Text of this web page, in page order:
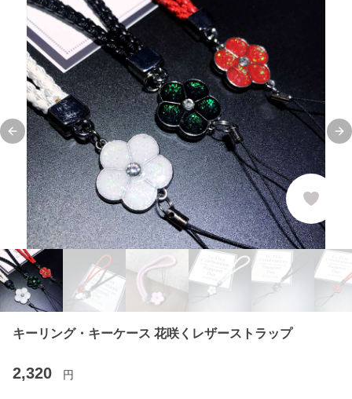
Previous slide
キーリング・キーケース 花咲くレザーストラップ
2,320 円